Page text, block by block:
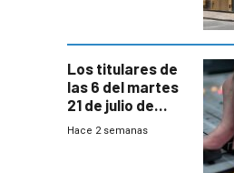
Los titulares de
las 6 del martes
21 de julio de
2026
Hace 2 semanas